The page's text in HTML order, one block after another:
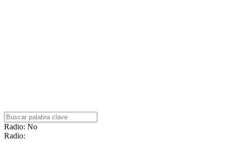
Radio: No
Radio: